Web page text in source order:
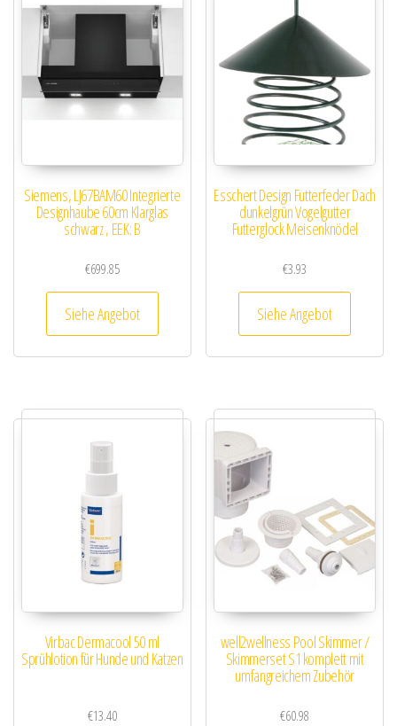
Siemens, LJ67BAM60 Integrierte
Designhaube 60cm Klarglas
schwarz , EEK: B
€699.85
Siehe Angebot
Esschert Design Futterfeder Dach
dunkelgrün Vogelgutter
Futterglock Meisenknödel
€3.93
Siehe Angebot
Virbac Dermacool 50 ml
Sprühlotion für Hunde und Katzen
€13.40
well2wellness Pool Skimmer /
Skimmerset S1 komplett mit
umfangreichem Zubehör
€60.98